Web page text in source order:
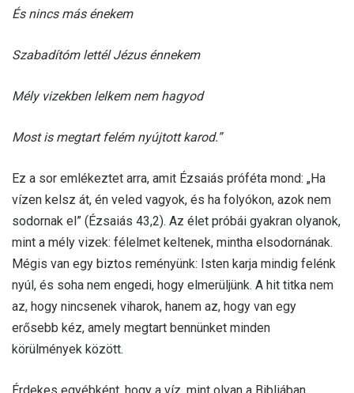
És nincs más énekem
Szabadítóm lettél Jézus énnekem
Mély vizekben lelkem nem hagyod
Most is megtart felém nyújtott karod.”
Ez a sor emlékeztet arra, amit Ézsaiás próféta mond: „Ha
vízen kelsz át, én veled vagyok, és ha folyókon, azok nem
sodornak el” (Ézsaiás 43,2). Az élet próbái gyakran olyanok,
mint a mély vizek: félelmet keltenek, mintha elsodornának.
Mégis van egy biztos reményünk: Isten karja mindig felénk
nyúl, és soha nem engedi, hogy elmerüljünk. A hit titka nem
az, hogy nincsenek viharok, hanem az, hogy van egy
erősebb kéz, amely megtart bennünket minden
körülmények között.